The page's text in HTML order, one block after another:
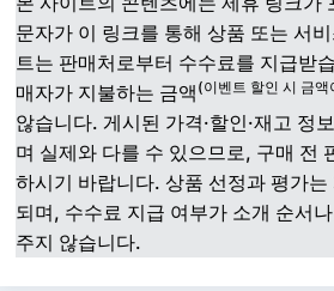
문자가 이 링크를 통해 상품 또는 서
트는 판매처로부터 수수료를 지급받
매자가 지불하는 금액 (이벤트 할인 시 금
않습니다. 게시된 가격·할인·재고 정
며 실제와 다를 수 있으므로, 구매 전
하시기 바랍니다. 상품 선정과 평가
되며, 수수료 지급 여부가 소개 순서
주지 않습니다.